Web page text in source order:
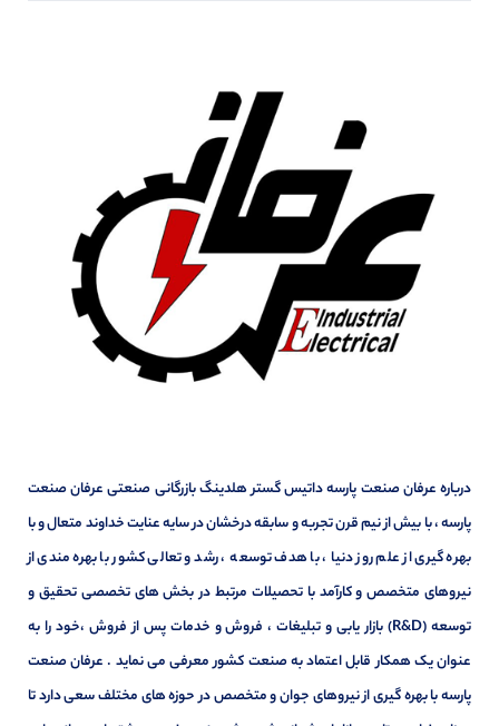
درباره عرفان صنعت پارسه داتیس گستر هلدینگ بازرگانی صنعتی عرفان صنعت
پارسه ، با بیش از نیم قرن تجربه و سابقه درخشان در سایه عنایت خداوند متعال و با
بهره گیری از علم روز دنیا ، با هدف توسعه ، رشد و تعالی کشور با بهره مندی از
نیروهای متخصص و کارآمد با تحصیلات مرتبط در بخش های تخصصی تحقیق و
توسعه (R&D) بازار یابی و تبلیغات ، فروش و خدمات پس از فروش ،خود را به
عنوان یک همکار قابل اعتماد به صنعت کشور معرفی می نماید . عرفان صنعت
پارسه با بهره گیری از نیروهای جوان و متخصص در حوزه های مختلف سعی دارد تا